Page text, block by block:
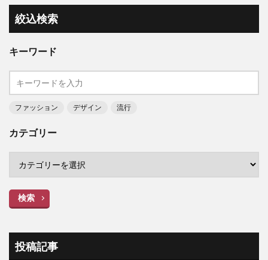
絞込検索
キーワード
ファッション デザイン 流行
カテゴリー
検索
投稿記事